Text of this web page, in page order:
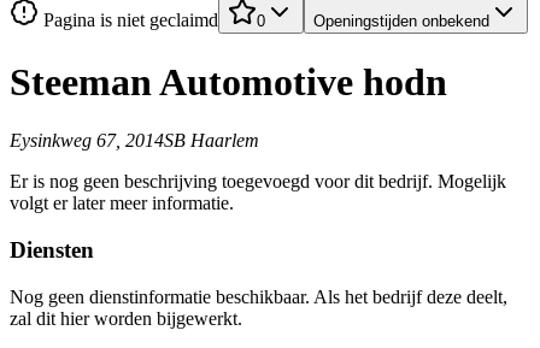
Pagina is niet geclaimd 0 Openingstijden onbekend
Steeman Automotive hodn
Eysinkweg 67, 2014SB Haarlem
Er is nog geen beschrijving toegevoegd voor dit bedrijf. Mogelijk
volgt er later meer informatie.
Diensten
Nog geen dienstinformatie beschikbaar. Als het bedrijf deze deelt,
zal dit hier worden bijgewerkt.